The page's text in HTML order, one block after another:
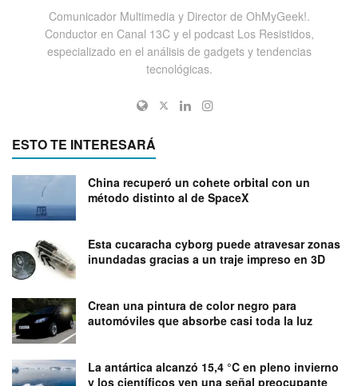
Comunicador Multimedia y Director de OhMyGeek!.
Conductor en Canal 13C y el podcast Los Resistidos,
especializado en el análisis de gadgets y tendencias
tecnológicas.
ESTO TE INTERESARÁ
China recuperó un cohete orbital con un
método distinto al de SpaceX
Esta cucaracha cyborg puede atravesar zonas
inundadas gracias a un traje impreso en 3D
Crean una pintura de color negro para
automóviles que absorbe casi toda la luz
La antártica alcanzó 15,4 °C en pleno invierno
y los científicos ven una señal preocupante